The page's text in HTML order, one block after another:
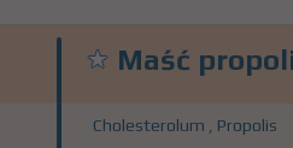
Maść
Cholesterolum Propolis